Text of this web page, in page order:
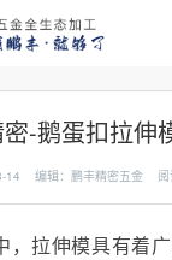
-鹅蛋扣拉伸
14 编辑：鹏丰精密五金 阅
，拉伸模具有着